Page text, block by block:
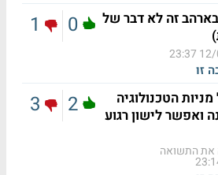
זה לא דבר של
12/
זו
0
1
הטכנולוגיה
ואפשר לישון רגוע
את התשואה
2
3